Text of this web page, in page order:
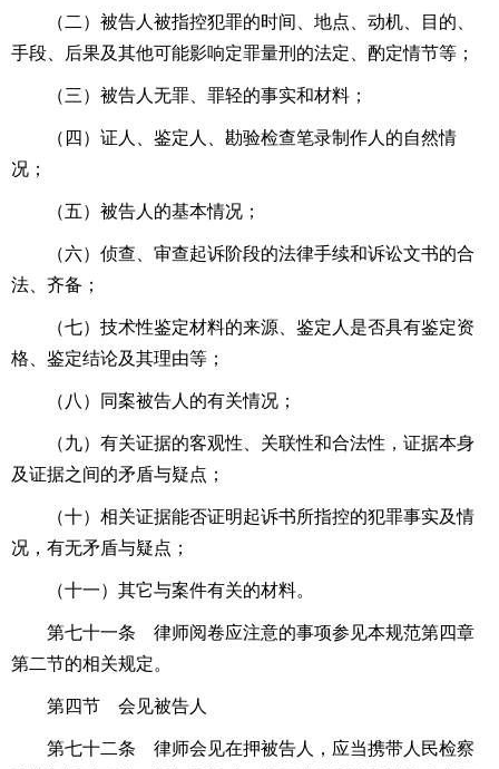
（二）被告人被指控犯罪的时间、地点、动机、目的、
手段、后果及其他可能影响定罪量刑的法定、酌定情节等；
（三）被告人无罪、罪轻的事实和材料；
（四）证人、鉴定人、勘验检查笔录制作人的自然情
况；
（五）被告人的基本情况；
（六）侦查、审查起诉阶段的法律手续和诉讼文书的合
法、齐备；
（七）技术性鉴定材料的来源、鉴定人是否具有鉴定资
格、鉴定结论及其理由等；
（八）同案被告人的有关情况；
（九）有关证据的客观性、关联性和合法性，证据本身
及证据之间的矛盾与疑点；
（十）相关证据能否证明起诉书所指控的犯罪事实及情
况，有无矛盾与疑点；
（十一）其它与案件有关的材料。
第七十一条 律师阅卷应注意的事项参见本规范第四章
第二节的相关规定。
第四节 会见被告人
第七十二条 律师会见在押被告人，应当携带人民检察